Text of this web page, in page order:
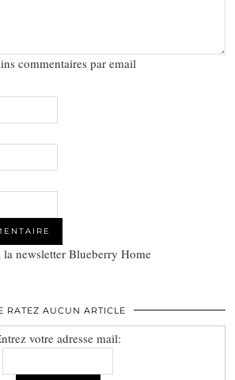
commentaires par email
newsletter Blueberry Home
RATEZ AUCUN ARTICLE
votre adresse mail: